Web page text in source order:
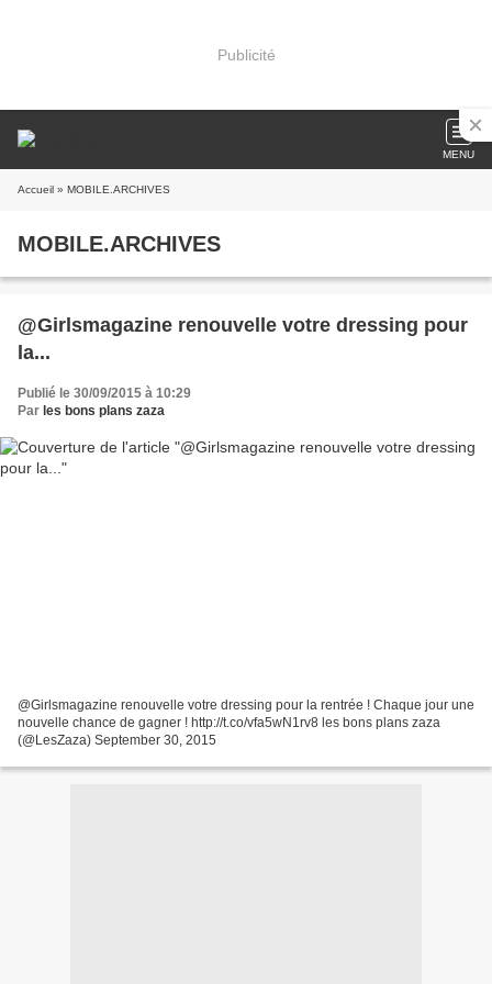
Publicité
MENU
Accueil » MOBILE.ARCHIVES
MOBILE.ARCHIVES
@Girlsmagazine renouvelle votre dressing pour
la...
Publié le 30/09/2015 à 10:29
Par les bons plans zaza
@Girlsmagazine renouvelle votre dressing pour la rentrée ! Chaque jour une
nouvelle chance de gagner ! http://t.co/vfa5wN1rv8 les bons plans zaza
(@LesZaza) September 30, 2015